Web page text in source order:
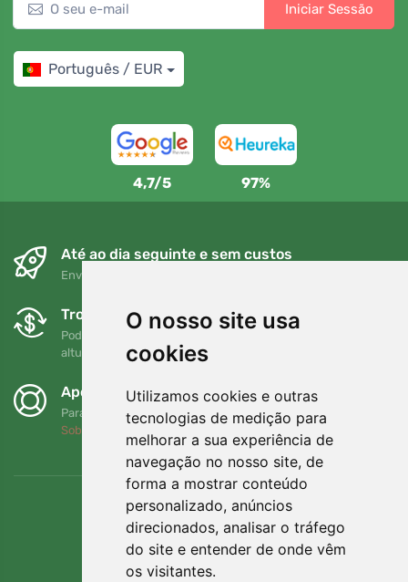
O nosso site usa
cookies
Utilizamos cookies e outras
tecnologias de medição para
melhorar a sua experiência de
navegação no nosso site, de
forma a mostrar conteúdo
personalizado, anúncios
direcionados, analisar o tráfego
do site e entender de onde vêm
os visitantes.
Iniciar Sessão
Português / EUR
4,7/5 97%
Até ao dia seguinte e sem custos
Envio gratuito para encomendas superiores a 80 EUR
Trocas e devoluções gratuitas
Pode devolver ou trocar a sua encomenda em qualquer
altura no prazo de 90 dias
Apoiamos a Trees.org
Para cada encomenda plantamos uma árvore! Leia mais
Sobre nós